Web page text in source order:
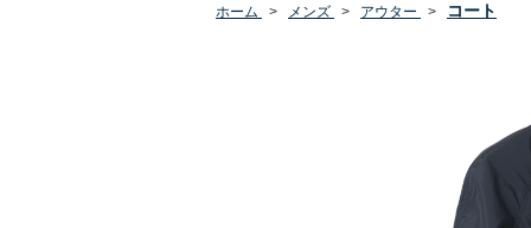
ホーム > メンズ > アウター > コート